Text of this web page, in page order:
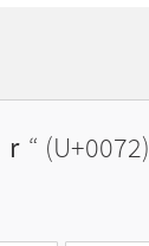
r “ (U+0072)